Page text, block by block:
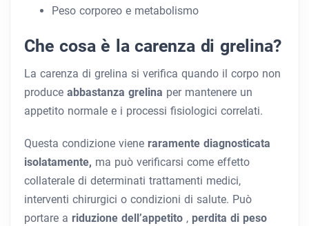
Peso corporeo e metabolismo
Che cosa è la carenza di grelina?
La carenza di grelina si verifica quando il corpo non
produce abbastanza grelina per mantenere un
appetito normale e i processi fisiologici correlati.
Questa condizione viene raramente diagnosticata
isolatamente, ma può verificarsi come effetto
collaterale di determinati trattamenti medici,
interventi chirurgici o condizioni di salute. Può
portare a riduzione dell’appetito , perdita di peso